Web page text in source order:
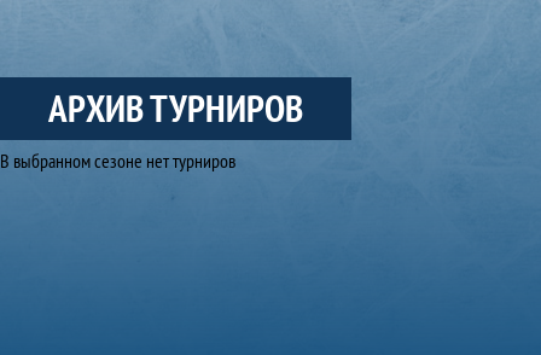
АРХИВ ТУРНИРОВ
Архив турниров
В выбранном сезоне нет турниров